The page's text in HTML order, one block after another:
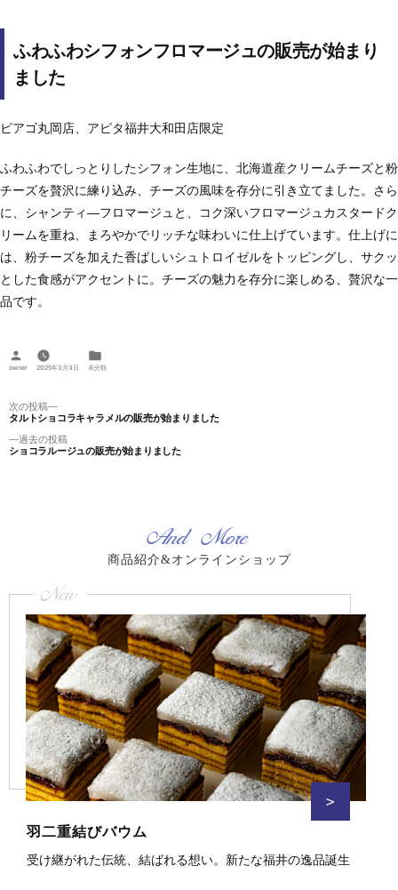
ふわふわシフォンフロマージュの販売が始まり
ました
ピアゴ丸岡店、アピタ福井大和田店限定
ふわふわでしっとりしたシフォン生地に、北海道産クリームチーズと粉
チーズを贅沢に練り込み、チーズの風味を存分に引き立てました。さら
に、シャンティ―フロマージュと、コク深いフロマージュカスタードク
リームを重ね、まろやかでリッチな味わいに仕上げています。仕上げに
は、粉チーズを加えた香ばしいシュトロイゼルをトッピングし、サクッ
とした食感がアクセントに。チーズの魅力を存分に楽しめる、贅沢な一
品です。
owner 2025年3月3日
テ
未分類
投
稿
ナ 過去の投稿過
去
ショコラルージュの販売が始まりました
次の投稿
次
の
稿:
タルトショコラキャラメルの販売が始まりました
And More
商品紹介&オンラインショップ
New
>
羽二重結びバウム
受け継がれた伝統、結ばれる想い。新たな福井の逸品誕生